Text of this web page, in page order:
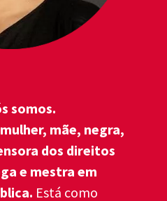
somos.
mãe, negra,
dos direitos
e mestra em
Está como